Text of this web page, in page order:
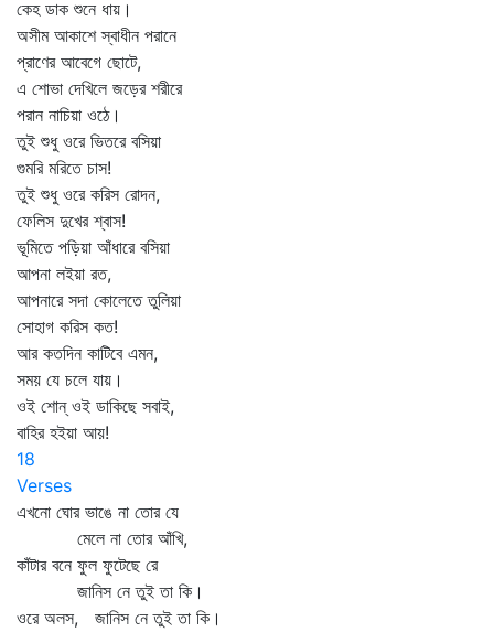
কেহ ডাক শুনে ধায়।
অসীম আকাশে স্বাধীন পরানে
প্রাণের আবেগে ছোটে,
এ শোভা দেখিলে জড়ের শরীরে
পরান নাচিয়া ওঠে।
তুই শুধু ওরে ভিতরে বসিয়া
গুমরি মরিতে চাস!
তুই শুধু ওরে করিস রোদন,
ফেলিস দুখের শ্বাস!
ভূমিতে পড়িয়া আঁধারে বসিয়া
আপনা লইয়া রত,
আপনারে সদা কোলেতে তুলিয়া
সোহাগ করিস কত!
আর কতদিন কাটিবে এমন,
সময় যে চলে যায়।
ওই শোন্‌ ওই ডাকিছে সবাই,
বাহির হইয়া আয়!
18
Verses
এখনো ঘোর ভাঙে না তোর যে
মেলে না তোর আঁখি,
কাঁটার বনে ফুল ফুটেছে রে
জানিস নে তুই তা কি।
ওরে অলস, জানিস নে তুই তা কি।